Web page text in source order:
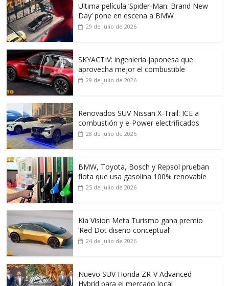
Ultima película ‘Spider‑Man: Brand New
Day’ pone en escena a BMW
29 de julio de 2026
SKYACTIV: ingeniería japonesa que
aprovecha mejor el combustible
29 de julio de 2026
Renovados SUV Nissan X-Trail: ICE a
combustión y e-Power electrificados
28 de julio de 2026
BMW, Toyota, Bosch y Repsol prueban
flota que usa gasolina 100% renovable
25 de julio de 2026
Kia Vision Meta Turismo gana premio
‘Red Dot diseño conceptual’
24 de julio de 2026
Nuevo SUV Honda ZR-V Advanced
Hybrid para el mercado local